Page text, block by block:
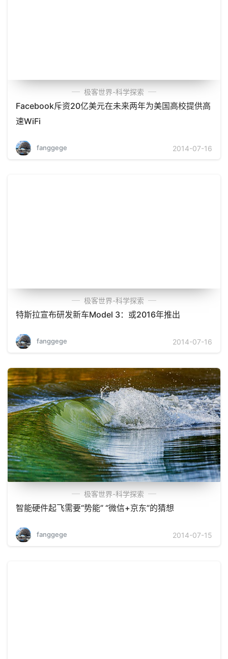
极客世界-科学探索
Facebook斥资20亿美元在未来两年为美国高校提供高
速WiFi
fanggege 2014-07-16
极客世界-科学探索
特斯拉宣布研发新车Model 3：或2016年推出
fanggege 2014-07-16
极客世界-科学探索
智能硬件起飞需要“势能” “微信+京东”的猜想
fanggege 2014-07-15